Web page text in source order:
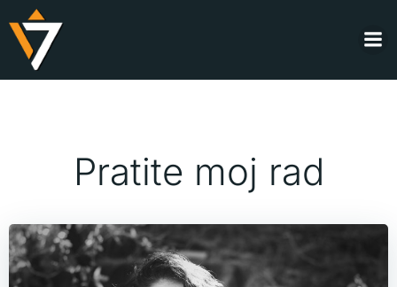
Pratite moj rad